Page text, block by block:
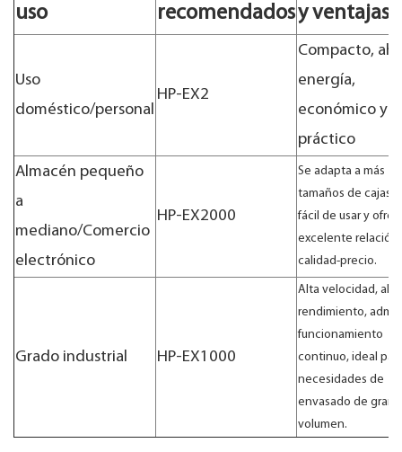
uso
recomendadosy ventajas
Uso
doméstico/personal
HP-EX2
Compacto,
energía,
económico y
práctico
Almacén pequeño
a
mediano/Comercio
electrónico
HP-EX2000
Se adapta a más
tamaños de cajas,
fácil de usar y
excelente relación
calidad-precio.
Grado industrial HP-EX1000
Alta velocidad, alto
rendimiento,
funcionamiento
continuo, ideal
necesidades de
envasado de gran
volumen.